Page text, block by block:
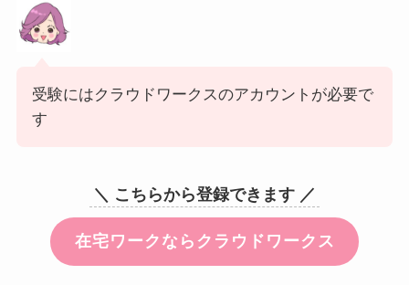
受験にはクラウドワークスのアカウントが必要で
す
＼ こちらから登録できます ／
在宅ワークならクラウドワークス